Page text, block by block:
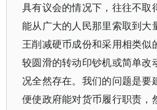
具有议会的情况下，往往不取
能从广大的人民那里索取到大
王削减硬币成份和采用相类似
较圆滑的转动印钞机或简单改
况全然存在。我们的问题是要
便使政府能对货币履行职责，